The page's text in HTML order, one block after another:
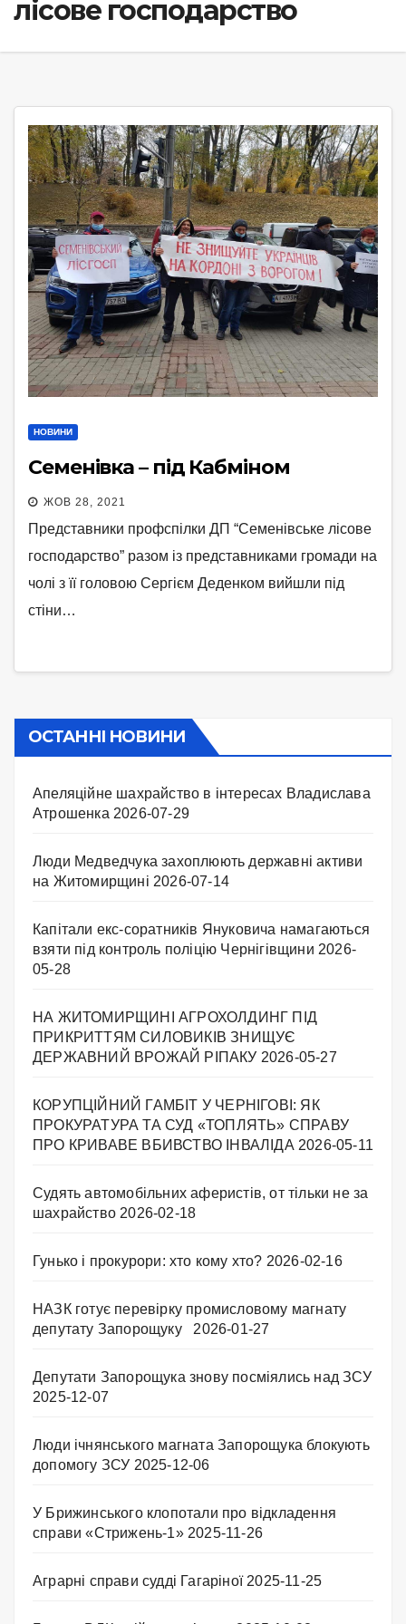
лісове господарство
НОВИНИ
Семенівка – під Кабміном
ЖОВ 28, 2021
Представники профспілки ДП “Семенівське лісове
господарство” разом із представниками громади на
чолі з її головою Сергієм Деденком вийшли під
стіни…
ОСТАННІ НОВИНИ
Апеляційне шахрайство в інтересах Владислава
Атрошенка 2026-07-29
Люди Медведчука захоплюють державні активи
на Житомирщині 2026-07-14
Капітали екс-соратників Януковича намагаються
взяти під контроль поліцію Чернігівщини 2026-
05-28
НА ЖИТОМИРЩИНІ АГРОХОЛДИНГ ПІД
ПРИКРИТТЯМ СИЛОВИКІВ ЗНИЩУЄ
ДЕРЖАВНИЙ ВРОЖАЙ РІПАКУ ​ 2026-05-27
КОРУПЦІЙНИЙ ГАМБІТ У ЧЕРНІГОВІ: ЯК
ПРОКУРАТУРА ТА СУД «ТОПЛЯТЬ» СПРАВУ
ПРО КРИВАВЕ ВБИВСТВО ІНВАЛІДА 2026-05-11
Судять автомобільних аферистів, от тільки не за
шахрайство 2026-02-18
Гунько і прокурори: хто кому хто? 2026-02-16
НАЗК готує перевірку промисловому магнату
депутату Запорощуку
2026-01-27
Депутати Запорощука знову посміялись над ЗСУ
2025-12-07
Люди ічнянського магната Запорощука блокують
допомогу ЗСУ 2025-12-06
У Брижинського клопотали про відкладення
справи «Стрижень-1» 2025-11-26
Аграрні справи судді Гагаріної 2025-11-25